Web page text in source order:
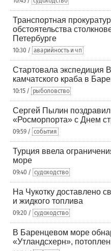
Транспортная
обстоятельства
Петербурге
10:30 / аварийность и чп
Стартовала
камчатского краба в
10:15 / рыболовство
Сергей Пылин поздравил
«Росморпорта» с Днем
09:59 / события
Турция ввела
море
09:40 / судоходство
На Чукотку доставлено
и жидкого топлива
09:20 / судоходство
В Баренцевом море
«Утландсхерн»,